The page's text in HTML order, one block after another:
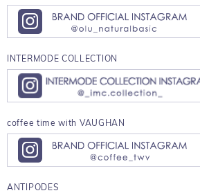
INTERMODE COLLECTION
coffee time with VAUGHAN
ANTIPODES